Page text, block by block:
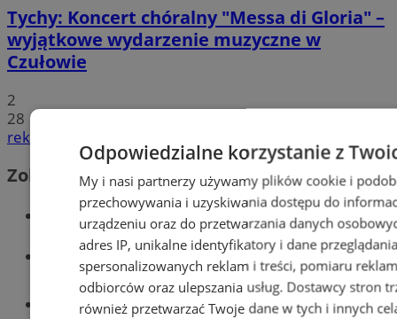
Tychy: Koncert chóralny "Messa di Gloria" –
wyjątkowe wydarzenie muzyczne w
Czułowie
2
28
reklama
Zobacz również
Wiadomości kryminalne w Tychach
Wiadomości lokalne
Części samochodowe do -70%!
Odpowiedzialne korzystanie z
My i nasi partnerzy używamy plików cookie i
przechowywania i uzyskiwania dostępu do
urządzeniu oraz do przetwarzania danych
adres IP, unikalne identyfikatory i dane
spersonalizowanych reklam i treści, pomiaru
odbiorców oraz ulepszania usług. Dostawcy stron
również przetwarzać Twoje dane w tych i innych